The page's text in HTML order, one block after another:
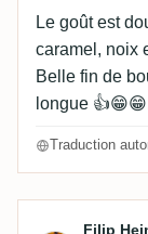
Le goût est
caramel, noix
Belle fin de
longue
Traduction
Filip